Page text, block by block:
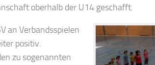
oberhalb der U14 geschafft.
an Verbandsspielen
positiv.
zu sogenannten